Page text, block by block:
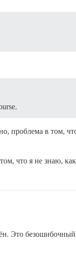
проблема в том,
что я не знаю,
Это